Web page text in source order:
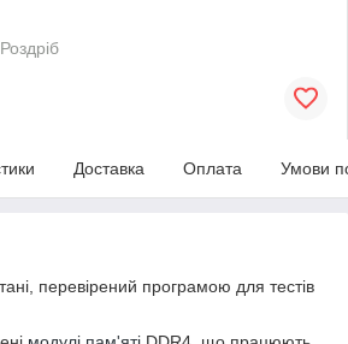
Роздріб
Доставка Оплата Умови
перевірений програмою для тестів